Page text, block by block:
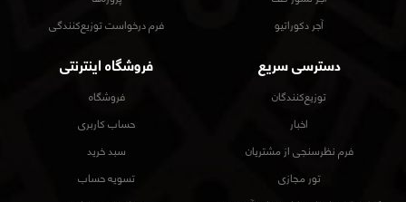
آجر دکوراتیو
فرم درخواست توزیع‌کنندگی
دسترسی سریع
توزیع‌کنندگان
اخبار
فرم نظرسنجی از مشتریان
تور مجازی
فروشگاه اینترنتی
فروشگاه
حساب کاربری
سبد خرید
تسویه حساب